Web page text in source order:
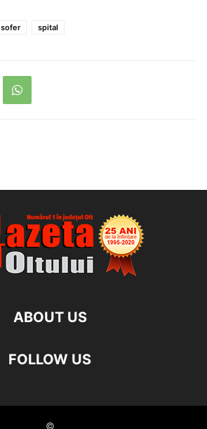
sofer spital
ABOUT US
FOLLOW US
©